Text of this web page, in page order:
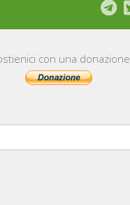
con una donazione